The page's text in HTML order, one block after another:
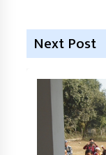
Next Post